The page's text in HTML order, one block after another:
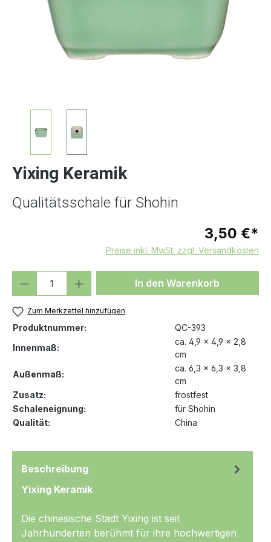
Yixing Keramik
Qualitätsschale für Shohin
3,50 €*
Preise inkl. MwSt. zzgl. Versandkosten
Produkt Anzahl: Gib denIn den Warenkorb
Zum Merkzettel hinzufügen
Produktnummer:
QC-393
Innenmaß:
ca. 4,9 x 4,9 x 2,8
cm
Außenmaß:
ca. 6,3 x 6,3 x 3,8
cm
Zusatz:
frostfest
Schaleneignung:
für Shohin
Qualität:
China
Beschreibung
Yixing Keramik
Die chinesische Stadt Yixing ist seit
Jahrhunderten berühmt für ihre hochwertigen